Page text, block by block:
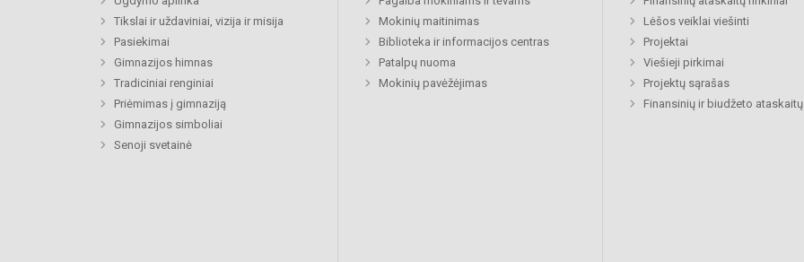
Tikslai ir uždaviniai, vizija ir misija
Pasiekimai
Gimnazijos himnas
Tradiciniai renginiai
Priėmimas į gimnaziją
Gimnazijos simboliai
Senoji svetainė
Mokinių maitinimas
Biblioteka ir informacijos centras
Patalpų nuoma
Mokinių pavėžėjimas
Lėšos veiklai viešinti
Projektai
Viešieji pirkimai
Projektų sąrašas
Finansinių ir biudžeto